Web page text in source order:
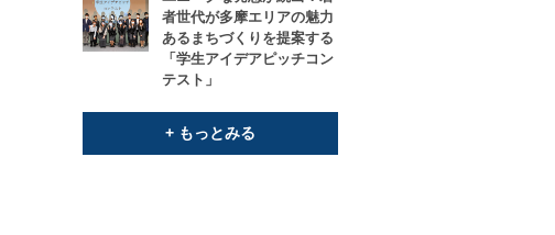
者世代が多摩エリアの魅力
あるまちづくりを提案する
「学生アイデアピッチコン
テスト」
+ もっとみる